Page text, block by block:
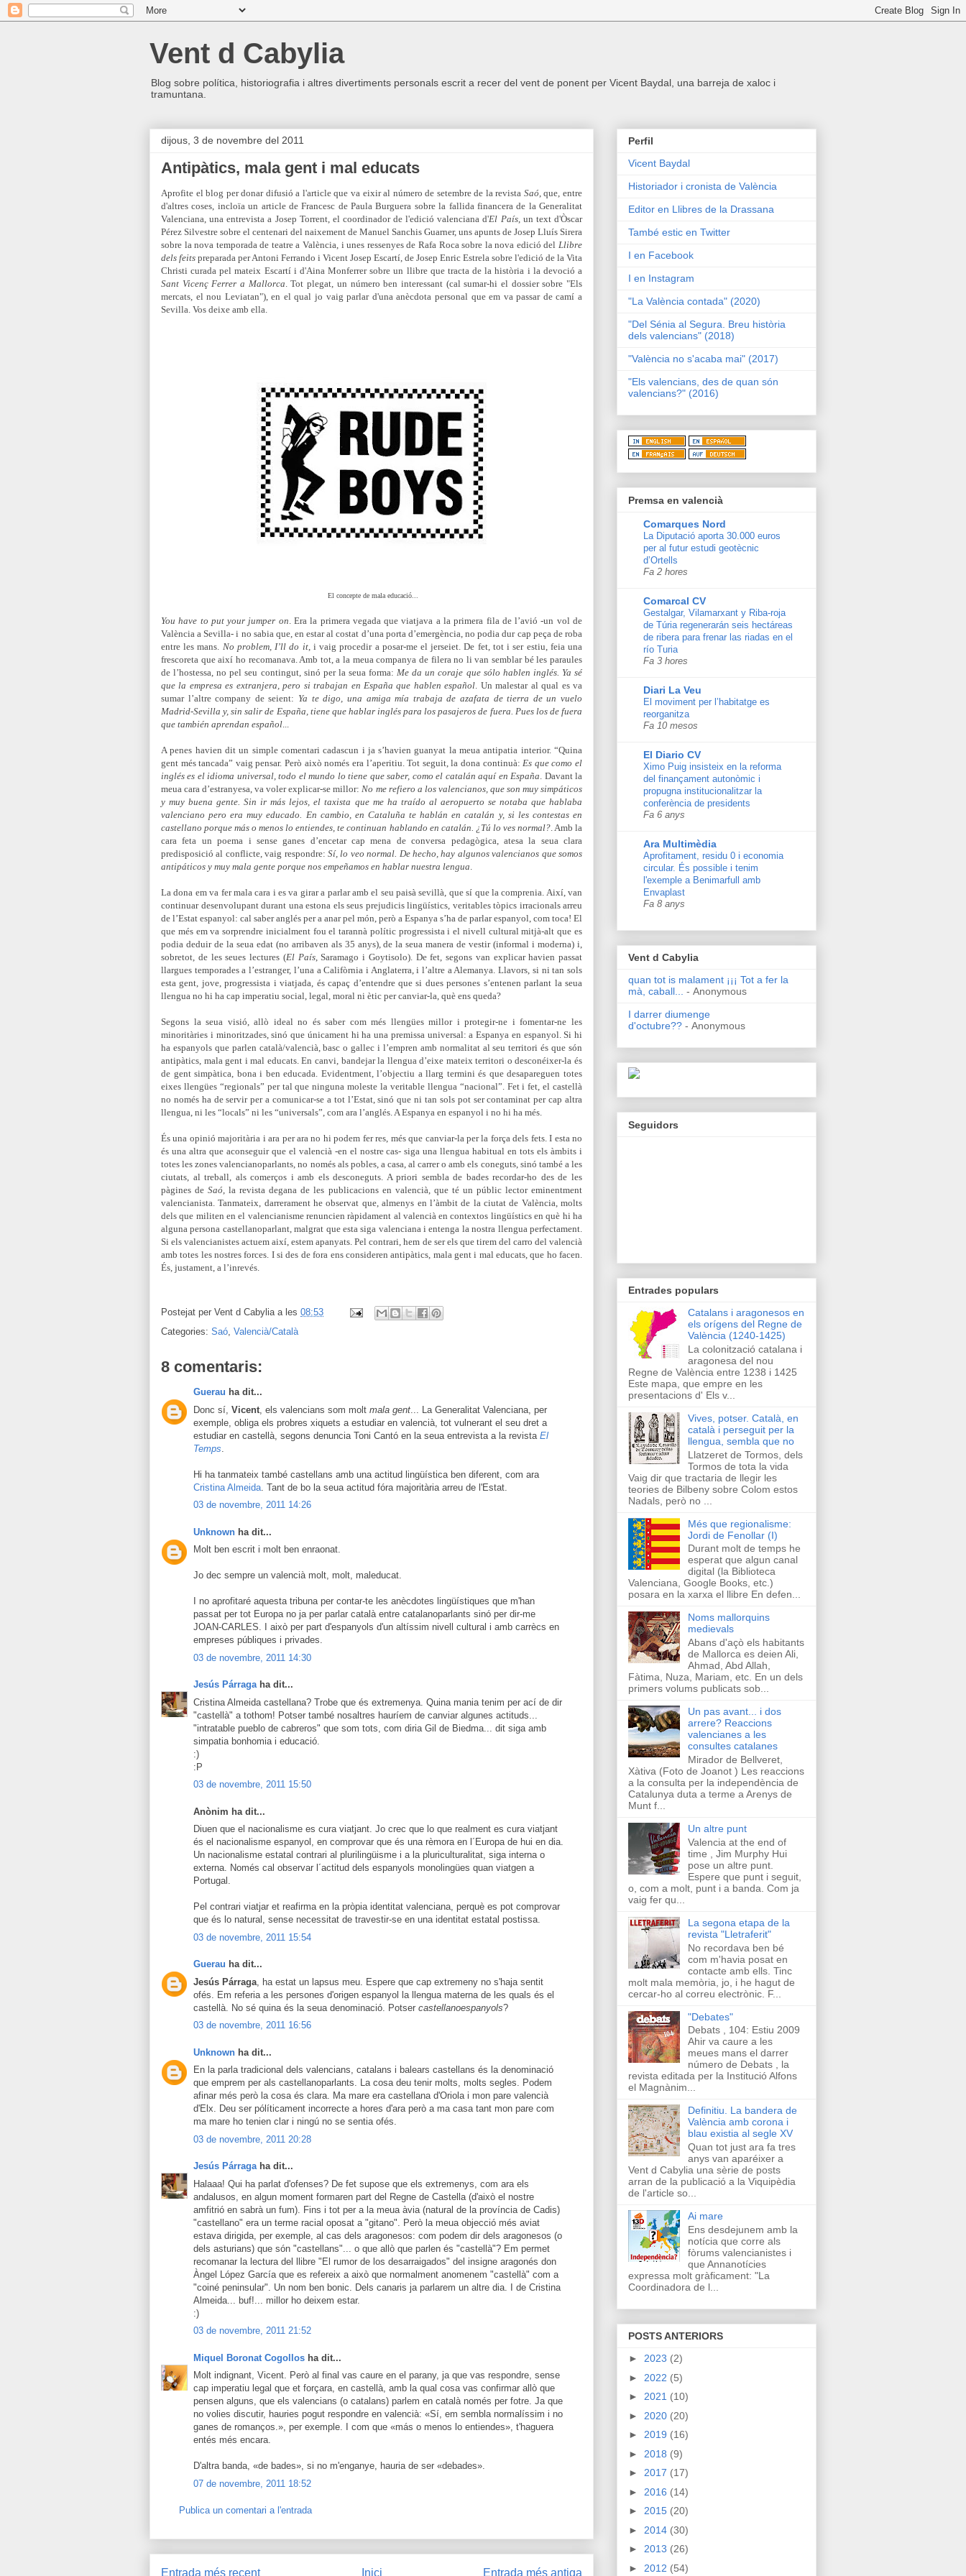
Vent d Cabylia
Blog sobre política, historiografia i altres divertiments personals escrit a recer del vent de ponent per Vicent Baydal, una barreja de xaloc i
tramuntana.
dijous, 3 de novembre del 2011
Antipàtics, mala gent i mal educats
Aprofite el blog per donar difusió a l'article que va eixir al número de setembre de la revista Saó, que, entre
d'altres coses, incloïaun article de Francesc de Paula Burguera sobre la fallida financera de la Generalitat
Valenciana, una entrevista a Josep Torrent, el coordinador de l'edició valenciana d'El País, un text d'Òscar
Pérez Silvestre sobre el centenari del naixement de Manuel Sanchis Guarner, uns apunts de Josep Lluís Sirera
sobre la nova temporada de teatre a València, i unes ressenyes de Rafa Roca sobre la nova edició del Llibre
dels feits preparada per Antoni Ferrando i Vicent Josep Escartí, de Josep Enric Estrela sobre l'edició de la Vita
Christi curada pel mateix Escartí i d'Aina Monferrer sobre un llibre que tracta de la història i la devoció a
Sant Vicenç Ferrer a Mallorca. Tot plegat, un número ben interessant (cal sumar-hi el dossier sobre "Els
mercats, el nou Leviatan"), en el qual jo vaig parlar d'una anècdota personal que em va passar de camí a
Sevilla. Vos deixe amb ella.
El concepte de mala educació...
You have to put your jumper on. Era la primera vegada que viatjava a la primera fila de l’avió -un vol de
València a Sevilla- i no sabia que, en estar al costat d’una porta d’emergència, no podia dur cap peça de roba
entre les mans. No problem, I’ll do it, i vaig procedir a posar-me el jerseiet. De fet, tot i ser estiu, feia una
frescoreta que així ho recomanava. Amb tot, a la meua companya de filera no li van semblar bé les paraules
de l’hostessa, no pel seu contingut, sinó per la seua forma:Me da un coraje que sólo hablen inglés. Ya sé
que la empresa es extranjera, pero si trabajan en España que hablen español. Un malestar al qual es va
sumar l’altre company de seient: Ya te digo, una amiga mía trabaja de azafata de tierra de un vuelo
Madrid-Sevilla y, sin salir de España, tiene que hablar inglés para los pasajeros de fuera. Pues los de fuera
que también aprendan español...
A penes havien dit un simple comentari cadascun i ja s’havien guanyat la meua antipatia interior. “Quina
gent més tancada” vaig pensar. Però això només era l’aperitiu. Tot seguit, la dona continuà:Es que como el
inglés es el idioma universal, todo el mundo lo tiene que saber, como el catalán aquí en España. Davant la
meua cara d’estranyesa, va voler explicar-se millor:No me refiero a los valencianos, que son muy simpáticos
y muy buena gente. Sin ir más lejos, el taxista que me ha traído al aeropuerto se notaba que hablaba
valenciano pero era muy educado. En cambio, en Cataluña te hablán en catalán y, si les contestas en
castellano porque más o menos lo entiendes, te continuan hablando en catalán. ¿Tú lo ves normal?. Amb la
cara feta un poema i sense ganes d’encetar cap mena de conversa pedagògica, atesa la seua clara
predisposició al conflicte, vaig respondre: Sí, lo veo normal. De hecho, hay algunos valencianos que somos
antipáticos y muy mala gente porque nos empeñamos en hablar nuestra lengua.
La dona em va fer mala cara i es va girar a parlar amb el seu paisà sevillà, que sí que la comprenia. Així, van
continuar desenvolupant durant una estona els seus prejudicis lingüístics, veritables tòpics irracionals arreu
de l’Estat espanyol: cal saber anglés per a anar pel món, però a Espanya s’ha de parlar espanyol, com toca! El
que més em va sorprendre inicialment fou el tarannà polític progressista i el nivell cultural mitjà-alt que es
podia deduir de la seua edat (no arribaven als 35 anys), de la seua manera de vestir (informal i moderna) i,
sobretot, de les seues lectures (El País, Saramago i Goytisolo). De fet, segons van explicar havien passat
llargues temporades a l’estranger, l’una a Califòrnia i Anglaterra, i l’altre a Alemanya. Llavors, si ni tan sols
esta gent, jove, progressista i viatjada, és capaç d’entendre que si dues persones s’entenen parlant la seua
llengua no hi ha cap imperatiu social, legal, moral ni ètic per canviar-la, què ens queda?
Segons la seua visió, allò ideal no és saber com més llengües millor i protegir-ne i fomentar-ne les
minoritàries i minoritzades, sinó que únicament hi ha una premissa universal: a Espanya en espanyol. Si hi
ha espanyols que parlen català/valencià, basc o gallec i l’empren amb normalitat al seu territori és que són
antipàtics, mala gent i mal educats. En canvi, bandejar la llengua d’eixe mateix territori o desconéixer-la és
de gent simpàtica, bona i ben educada. Evidentment, l’objectiu a llarg termini és que desapareguen totes
eixes llengües “regionals” per tal que ninguna moleste la veritable llengua “nacional”. Fet i fet, el castellà
no només ha de servir per a comunicar-se a tot l’Estat, sinó que ni tan sols pot ser contaminat per cap altra
llengua, ni les “locals” ni les “universals”, com ara l’anglés. A Espanya en espanyol i no hi ha més.
És una opinió majoritària i ara per ara no hi podem fer res, més que canviar-la per la força dels fets. I esta no
és una altra que aconseguir que el valencià -en el nostre cas- siga una llengua habitual en tots els àmbits i
totes les zones valencianoparlants, no només als pobles, a casa, al carrer o amb els coneguts, sinó també a les
ciutats, al treball, als comerços i amb els desconeguts. A priori sembla de bades recordar-ho des de les
pàgines deSaó, la revista degana de les publicacions en valencià, que té un públic lector eminentment
valencianista. Tanmateix, darrerament he observat que, almenys en l’àmbit de la ciutat de València, molts
dels que militen en el valencianisme renuncien ràpidament al valencià en contextos lingüístics en què hi ha
alguna persona castellanoparlant, malgrat que esta siga valenciana i entenga la nostra llengua perfectament.
Si els valencianistes actuem així, estem apanyats. Pel contrari, hem de ser els que tirem del carro del valencià
amb totes les nostres forces. I si des de fora ens consideren antipàtics, mala gent i mal educats, que ho facen.
És, justament, a l’inrevés.
Postejat per Vent d Cabylia a les 08:53
Categories: Saó, Valencià/Català
8 comentaris:
Guerau ha dit...
Donc sí, Vicent , els valencians som molt mala gent ... La Generalitat Valenciana, per
exemple, obliga els probres xiquets a estudiar en valencià, tot vulnerant el seu dret a
estudiar en castellà, segons denuncia Toni Cantó en la seua entrevista a la revista El
Temps
Hi ha tanmateix també castellans amb una actitud lingüística ben diferent, com ara
Cristina Almeida . Tant de bo la seua actitud fóra majoritària arreu de l'Estat.
03 de novembre, 2011 14:26
Unknown ha dit...
Molt ben escrit i molt ben enraonat.
Jo dec sempre un valencià molt, molt, maleducat.
I no aprofitaré aquesta tribuna per contar-te les anècdotes lingüístiques que m'han
passat per tot Europa no ja per parlar català entre catalanoparlants sinó per dir-me
JOAN-CARLES. I això per part d'espanyols d'un altíssim nivell cultural i amb carrècs en
empreses públiques i privades.
03 de novembre, 2011 14:30
Jesús Párragaha dit...
Cristina Almeida castellana? Trobe que és extremenya. Quina mania tenim per ací de dir
"castellà" a tothom! Potser també nosaltres hauríem de canviar algunes actituds...
"intratable pueblo de cabreros" que som tots, com diria Gil de Biedma... dit siga amb
simpatia bonhomia i educació.
:)
:P
03 de novembre, 2011 15:50
Anònim ha dit...
Diuen que el nacionalisme es cura viatjant. Jo crec que lo que realment es cura viatjant
és el nacionalisme espanyol, en comprovar que és una rèmora en l´Europa de hui en dia.
Un nacionalisme estatal contrari al plurilingüisme i a la pluriculturalitat, siga interna o
externa. Només cal observar l´actitud dels espanyols monolingües quan viatgen a
Portugal.
Pel contrari viatjar et reafirma en la pròpia identitat valenciana, perquè es pot comprovar
que és lo natural, sense necessitat de travestir-se en una identitat estatal postissa.
03 de novembre, 2011 15:54
Guerau ha dit...
Jesús Párraga , ha estat un lapsus meu. Espere que cap extremeny no s'haja sentit
ofés. Em referia a les persones d'origen espanyol la llengua materna de les quals és el
castellà. No sé quina és la seua denominació. Potser castellanoespanyols?
03 de novembre, 2011 16:56
Unknown ha dit...
En la parla tradicional dels valencians, catalans i balears castellans és la denominació
que emprem per als castellanoparlants. La cosa deu tenir molts, molts segles. Podem
afinar més però la cosa és clara. Ma mare era castellana d'Oriola i mon pare valencià
d'Elx. Deu ser pólíticament incorrecte a hores d'ara però a ma casa tant mon pare com
ma mare ho tenien clar i ningú no se sentia ofés.
03 de novembre, 2011 20:28
Jesús Párragaha dit...
Halaaa! Qui ha parlat d'ofenses? De fet supose que els extremenys, com ara els
andalusos, en algun moment formaren part del Regne de Castella (d'això el nostre
amfitrió en sabrà un fum). Fins i tot per a la meua àvia (natural de la província de Cadis)
"castellano" era un terme racial oposat a "gitano". Però la meua objecció més aviat
estava dirigida, per exemple, al cas dels aragonesos: com podem dir dels aragonesos (o
dels asturians) que són "castellans"... o que allò que parlen és "castellà"? Em permet
recomanar la lectura del llibre "El rumor de los desarraigados" del insigne aragonés don
Àngel López García que es refereix a això que normalment anomenem "castellà" com a
"coiné peninsular". Un nom ben bonic. Dels canaris ja parlarem un altre dia. I de Cristina
Almeida... buf!... millor ho deixem estar.
:)
03 de novembre, 2011 21:52
Miquel Boronat Cogollos ha dit...
Molt indignant, Vicent. Però al final vas caure en el parany, ja que vas respondre, sense
cap imperatiu legal que et forçara, en castellà, amb la qual cosa vas confirmar allò que
pensen alguns, que els valencians (o catalans) parlem en català només per fotre. Ja que
no volies discutir, hauries pogut respondre en valencià: «Sí, em sembla normalíssim i no
ganes de romanços.», per exemple. I com que «más o menos lo entiendes», t'haguera
entés més encara.
D'altra banda, «de bades», si no m'enganye, hauria de ser «debades».
07 de novembre, 2011 18:52
Publica un comentari a l'entrada
Entrada més recent Entrada més antiga
Inici
Perfil
Vicent Baydal
Historiador i cronista de València
Editor en Llibres de la Drassana
També estic en Twitter
I en Facebook
I en Instagram
"La València contada" (2020)
"Del Sénia al Segura. Breu història
dels valencians" (2018)
"València no s'acaba mai" (2017)
"Els valencians, des de quan són
valencians?" (2016)
Premsa en valencià
Comarques Nord
La Diputació aporta 30.000 euros
per al futur estudi geotècnic
d’Ortells
Fa 2 hores
Comarcal CV
Gestalgar, Vilamarxant y Riba-roja
de Túria regenerarán seis hectáreas
de ribera para frenar las riadas en el
río Turia
Fa 3 hores
Diari La Veu
El moviment per l’habitatge es
reorganitza
Fa 10 mesos
El Diario CV
Ximo Puig insisteix en la reforma
del finançament autonòmic i
propugna institucionalitzar la
conferència de presidents
Fa 6 anys
Ara Multimèdia
Aprofitament, residu 0 i economia
circular. És possible i tenim
l'exemple a Benimarfull amb
Envaplast
Fa 8 anys
Vent d Cabylia
quan tot is malament ¡¡¡ Tot a fer la
mà, caball...
- Anonymous
I darrer diumenge
d'octubre?? - Anonymous
Seguidors
Entrades populars
Catalans i aragonesos en
els orígens del Regne de
València (1240-1425)
La colonització catalana i
aragonesa del nou
Regne de València entre 1238 i 1425
Este mapa, que empre en les
presentacions d' Els v...
Vives, potser. Català, en
català i perseguit per la
llengua, sembla que no
Llatzeret de Tormos, dels
Tormos de tota la vida
Vaig dir que tractaria de llegir les
teories de Bilbeny sobre Colom estos
Nadals, però no ...
Més que regionalisme:
Jordi de Fenollar (I)
Durant molt de temps he
esperat que algun canal
digital (la Biblioteca
Valenciana, Google Books, etc.)
posara en la xarxa el llibre En defen...
Noms mallorquins
medievals
Abans d'açò els habitants
de Mallorca es deien Ali,
Ahmad, Abd Allah,
Fàtima, Nuza, Mariam, etc. En un dels
primers volums publicats sob...
Un pas avant... i dos
arrere? Reaccions
valencianes a les
consultes catalanes
Mirador de Bellveret,
Xàtiva (Foto de Joanot ) Les reaccions
a la consulta per la independència de
Catalunya duta a terme a Arenys de
Munt f...
Un altre punt
Valencia at the end of
time , Jim Murphy Hui
pose un altre punt.
Espere que punt i seguit,
o, com a molt, punt i a banda. Com ja
vaig fer qu...
La segona etapa de la
revista "Lletraferit"
No recordava ben bé
com m'havia posat en
contacte amb ells. Tinc
molt mala memòria, jo, i he hagut de
cercar-ho al correu electrònic. F...
"Debates"
Debats , 104: Estiu 2009
Ahir va caure a les
meues mans el darrer
número de Debats , la
revista editada per la Institució Alfons
el Magnànim...
Definitiu. La bandera de
València amb corona i
blau existia al segle XV
Quan tot just ara fa tres
anys van aparéixer a
Vent d Cabylia una sèrie de posts
arran de la publicació a la Viquipèdia
de l'article so...
Ai mare
Ens desdejunem amb la
notícia que corre als
fòrums valencianistes i
que Annanotícies
expressa molt gràficament: "La
Coordinadora de l...
POSTS ANTERIORS
► 2023 (2)
► 2022 (5)
► 2021 (10)
► 2020 (20)
► 2019 (16)
► 2018 (9)
► 2017 (17)
► 2016 (14)
► 2015 (20)
► 2014 (30)
► 2013 (26)
► 2012 (54)